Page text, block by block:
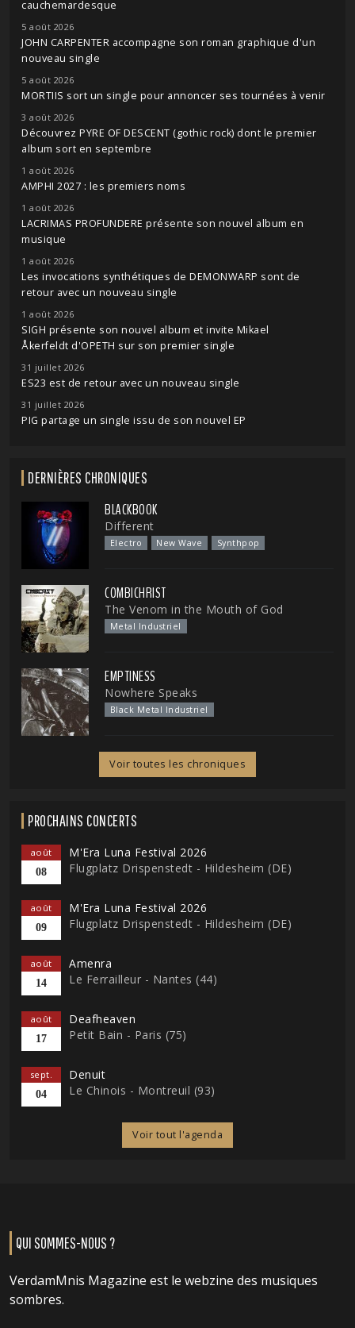
cauchemardesque
5 août 2026
JOHN CARPENTER accompagne son roman graphique d'un
nouveau single
5 août 2026
MORTIIS sort un single pour annoncer ses tournées à venir
3 août 2026
Découvrez PYRE OF DESCENT (gothic rock) dont le premier
album sort en septembre
1 août 2026
AMPHI 2027 : les premiers noms
1 août 2026
LACRIMAS PROFUNDERE présente son nouvel album en
musique
1 août 2026
Les invocations synthétiques de DEMONWARP sont de
retour avec un nouveau single
1 août 2026
SIGH présente son nouvel album et invite Mikael
Åkerfeldt d'OPETH sur son premier single
31 juillet 2026
ES23 est de retour avec un nouveau single
31 juillet 2026
PIG partage un single issu de son nouvel EP
DERNIÈRES CHRONIQUES
BLACKBOOK
Different
Electro New Wave Synthpop
COMBICHRIST
The Venom in the Mouth of God
Metal Industriel
EMPTINESS
Nowhere Speaks
Black Metal Industriel
Voir toutes les chroniques
PROCHAINS CONCERTS
août
08
M'Era Luna Festival 2026
Flugplatz Drispenstedt - Hildesheim (DE)
août
09
M'Era Luna Festival 2026
Flugplatz Drispenstedt - Hildesheim (DE)
août
14
Amenra
Le Ferrailleur - Nantes (44)
août
17
Deafheaven
Petit Bain - Paris (75)
sept.
04
Denuit
Le Chinois - Montreuil (93)
Voir tout l'agenda
QUI SOMMES-NOUS ?
VerdamMnis Magazine est le webzine des musiques
sombres.